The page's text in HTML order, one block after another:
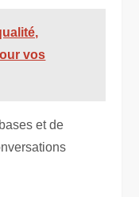
vos
et de